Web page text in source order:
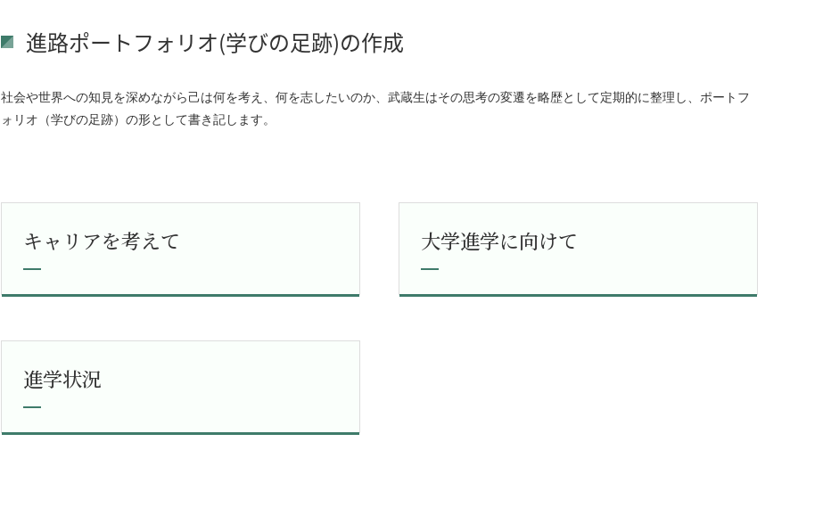
進路ポートフォリオ(学びの足跡)の作成
社会や世界への知見を深めながら己は何を考え、何を志したいのか、武蔵生はその思考の変遷を略歴として定期的に整理し、ポートフ
ォリオ（学びの足跡）の形として書き記します。
キャリアを考えて 大学進学に向けて
進学状況